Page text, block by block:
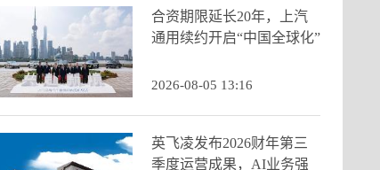
合资期限延长20年，上汽
通用续约开启“中国全球化”
2026-08-05 13:16
英飞凌发布2026财年第三
季度运营成果，AI业务强